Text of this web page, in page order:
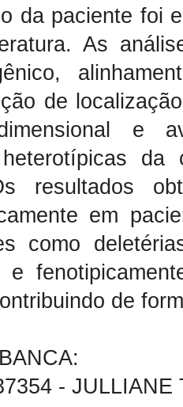
da paciente foi
As
de
e
da
resultados
em
como
e
de
-